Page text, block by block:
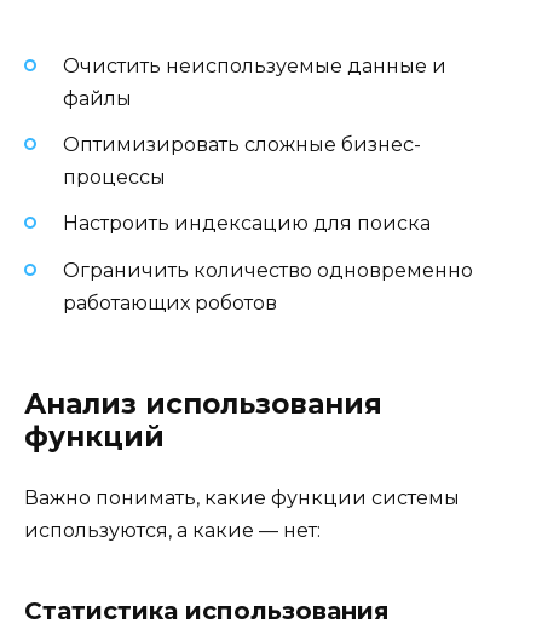
Очистить неиспользуемые данные и
файлы
Оптимизировать сложные бизнес-
процессы
Настроить индексацию для поиска
Ограничить количество одновременно
работающих роботов
Анализ использования
функций
Важно понимать, какие функции системы
используются, а какие — нет:
Статистика использования